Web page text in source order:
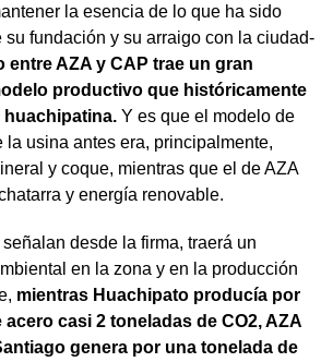
la esencia de lo que ha sido
su fundación y su arraigo con la ciudad-
entre AZA y CAP trae un gran
productivo que históricamente
huachipatina. Y es que el modelo de
la usina antes era, principalmente,
y coque, mientras que el de AZA
y energía renovable.
desde la firma, traerá un
en la zona y en la producción
mientras Huachipato producía por
casi 2 toneladas de CO2, AZA
genera por una tonelada de